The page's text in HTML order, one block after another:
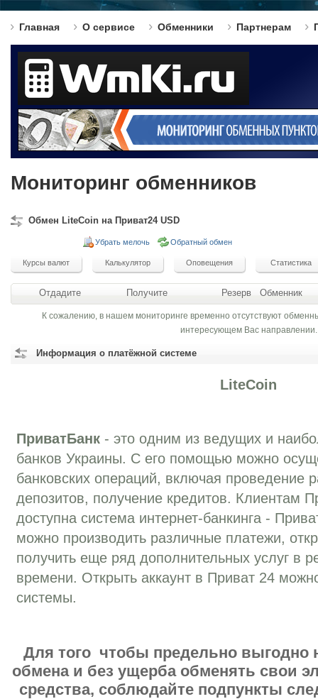
Главная О сервисе Обменники Партнерам
Мониторинг обменников
Обмен LiteCoin на Приват24 USD
Убрать мелочь Обратный обмен
Отдадите Получите Резерв Обменник
К сожалению, в нашем мониторинге временно отсутствуют
интересующем Вас направлении.
Информация о платёжной системе
LiteCoin
ПриватБанк - это одним из ведущих и
банков Украины. С его помощью можно
банковских операций, включая проведение
депозитов, получение кредитов. Клиентам
доступна система интернет-банкинга -
можно производить различные платежи,
получить еще ряд дополнительных услуг в
времени. Открыть аккаунт в Приват 24
системы.
Для того чтобы предельно выгодно
обмена и без ущерба обменять свои
средства, соблюдайте подпункты